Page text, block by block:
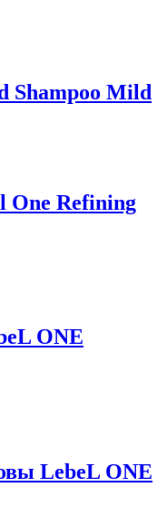
Shampoo Mild
Refining
ONE
LebeL ONE